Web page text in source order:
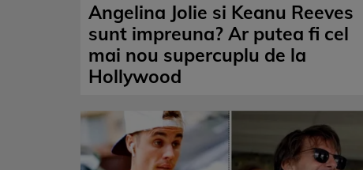
Angelina Jolie si Keanu Reeves
sunt impreuna? Ar putea fi cel
mai nou supercuplu de la
Hollywood